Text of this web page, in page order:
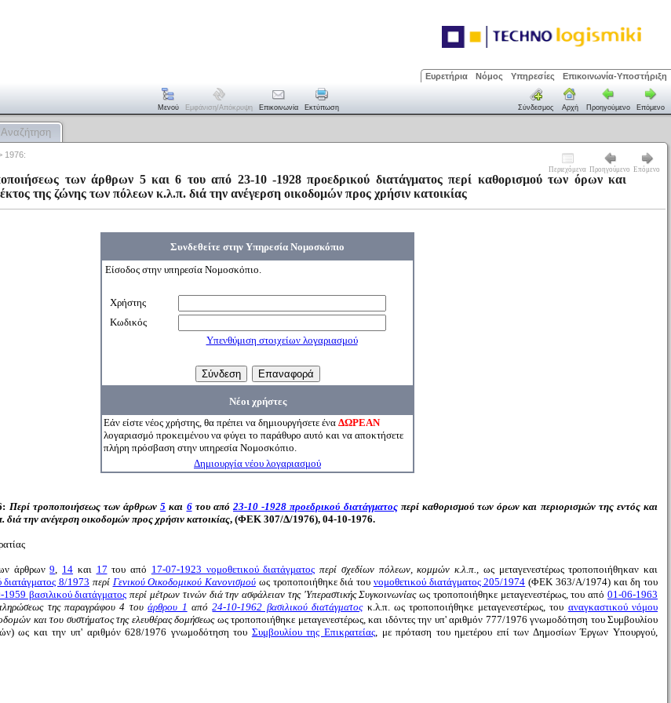
Ευρετήρια Νόμος Υπηρεσίες Επικοινωνία-Υποστήριξη
Μενού Εμφάνιση/απόκρυψη Επικοινωνία Εκτύπωση Σύνδεσμος Αρχή Προηγούμενο Επόμενο
Αναζήτηση